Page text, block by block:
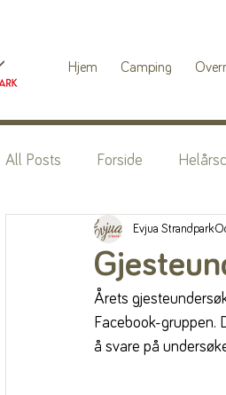
Hjem Camping
All Posts Forside
Evjua Strandpark
Årets
Facebook-gruppen.
å svare på